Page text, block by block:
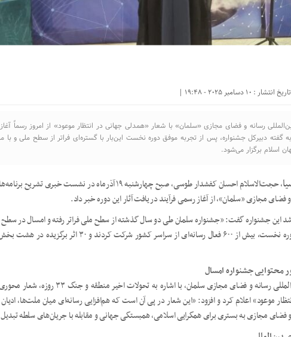
رسانه و فضای مجازی «سلمان» با شعار «همدلی جهانی در انتظار موعود» از امروز رسماً
گفته دبیرکل جشنواره، پس از تجربه موفق دوره نخست این‌بار با گستره‌ای فراتر از سطح ملی و با
اسلام برگزار می‌شود.
، حجت‌الاسلام احسان کفشدار طوسی، صبح چهارشنبه ۱۹ آذرماه در نشست خبری
فضای مجازی «سلمان»، از آغاز رسمی فرآیند دریافت آثار این دوره خبر داد.
این جشنواره گفت: «جشنواره سلمان طی دو سال گذشته از سطح ملی فراتر رفته و امسال در سطح
برگزار می‌شود. در دوره نخست، بیش از ۶۰۰ فعال رسانه‌ای از سراسر کشور شرکت کردند
محتوایی جشنواره امسال
دبیرکل جشنواره بین‌المللی رسانه و فضای مجازی سلمان، با اشاره به تحولات
موعود» اعلام کرد و افزود: «این شعار در پی آن است که هم‌افزایی رسانه‌ای میان ملت‌ها،
مجازی به بستری برای همگرایی اسلامی، همبستگی جهانی و مقابله با جریان‌های سلطه